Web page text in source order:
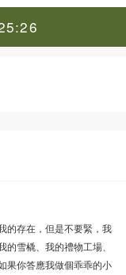
的存在，但是不要緊，我
雪橇、我的禮物工場、
你答應我做個乖乖的小